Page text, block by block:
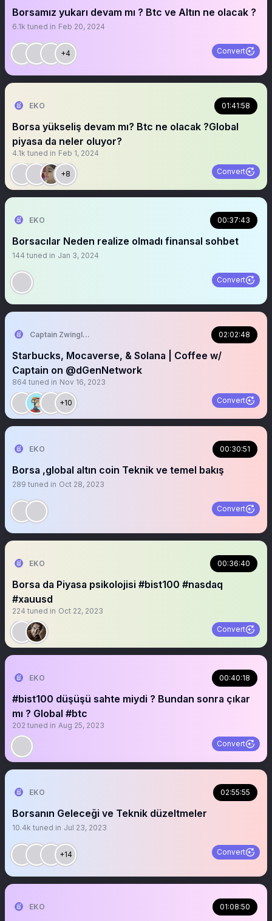
Borsamız yukarı devam mı ? Btc ve Altın ne olacak ?
6.1k tuned in Feb 20, 2024
+4 Convert
EKO 01:41:58
Borsa yükseliş devam mı? Btc ne olacak ?Global
piyasa da neler oluyor?
4.1k tuned in Feb 1, 2024
+8 Convert
EKO 00:37:43
Borsacılar Neden realize olmadı finansal sohbet
144 tuned in Jan 3, 2024
Convert
Captain Zwingli 🍌🎙️ 02:02:48
Starbucks, Mocaverse, & Solana | Coffee w/
Captain on @dGenNetwork
864 tuned in Nov 16, 2023
+10 Convert
EKO 00:30:51
Borsa ,global altın coin Teknik ve temel bakış
289 tuned in Oct 28, 2023
Convert
EKO 00:36:40
Borsa da Piyasa psikolojisi #bist100 #nasdaq
#xauusd
224 tuned in Oct 22, 2023
Convert
EKO 00:40:18
#bist100 düşüşü sahte miydi ? Bundan sonra çıkar
mı ? Global #btc
202 tuned in Aug 25, 2023
Convert
EKO 02:55:55
Borsanın Geleceği ve Teknik düzeltmeler
10.4k tuned in Jul 23, 2023
+14 Convert
EKO 01:08:50